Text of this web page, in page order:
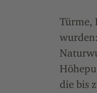
Türme,
die bis